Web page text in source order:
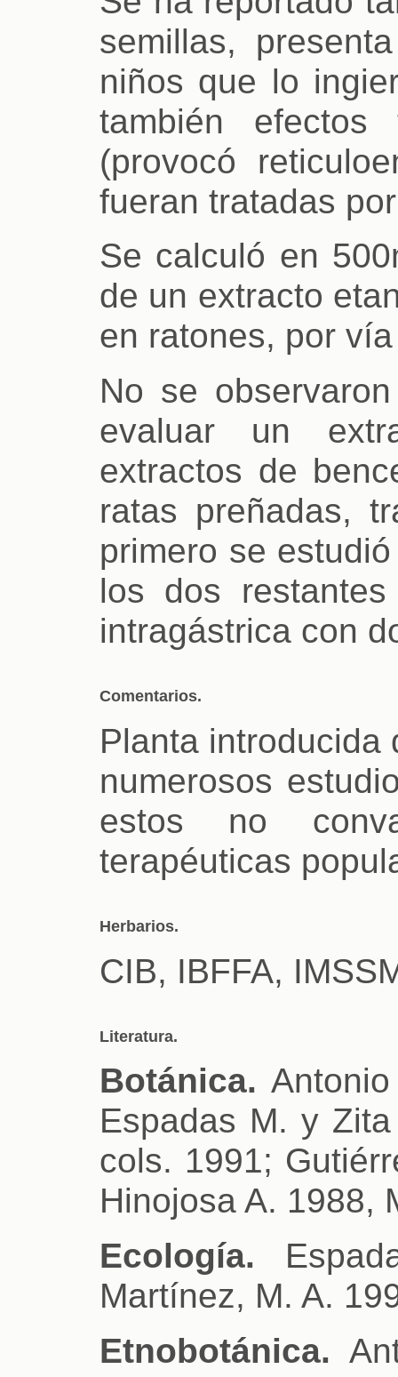
semillas,
niños que lo
también
(provocó
fueran tratadas
Se calculó en
de un extracto
en ratones, por
No se
evaluar un
extractos de
ratas preñadas,
primero se
los dos
intragástrica con
Comentarios.
Planta introducida
numerosos
estos no
terapéuticas
Herbarios.
CIB, IBFFA,
Literatura.
Botánica.
Espadas M. y
cols. 1991;
Hinojosa A. 1988,
Ecología.
Martínez, M. A.
Etnobotánica.